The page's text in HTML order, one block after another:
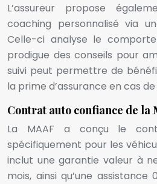
L’assureur propose
coaching personnalisé via
Celle-ci analyse le
prodigue des conseils pour
suivi peut permettre de
la prime d’assurance en cas
Contrat auto confiance de la
La MAAF a conçu le
spécifiquement pour les
inclut une garantie valeur à
mois, ainsi qu’une